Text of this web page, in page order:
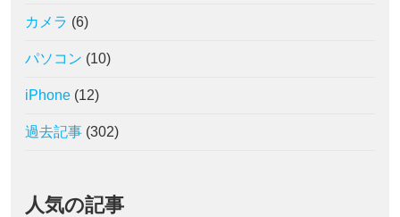
カメラ (6)
パソコン (10)
iPhone (12)
過去記事 (302)
人気の記事